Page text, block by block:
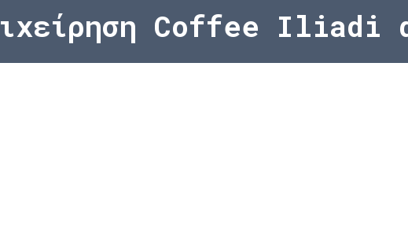
Coffee Iliadi